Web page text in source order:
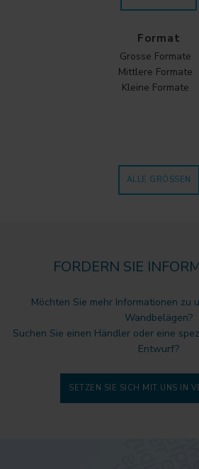
Format
Grosse Formate
Mittlere Formate
Kleine Formate
ALLE GRÖSSEN
FORDERN SIE
Möchten Sie mehr Informationen zu
Wandbelägen?
Suchen Sie einen Händler oder eine
Entwurf?
SETZEN SIE SICH MIT UNS IN